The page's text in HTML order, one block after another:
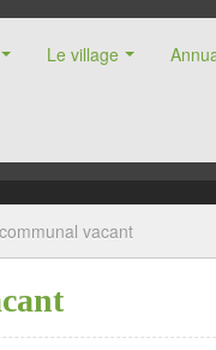
Le village
vacant